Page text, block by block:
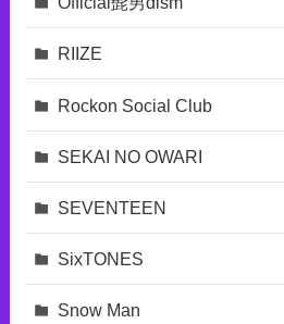
RIIZE
Rockon Social Club
SEKAI NO OWARI
SEVENTEEN
SixTONES
Snow Man